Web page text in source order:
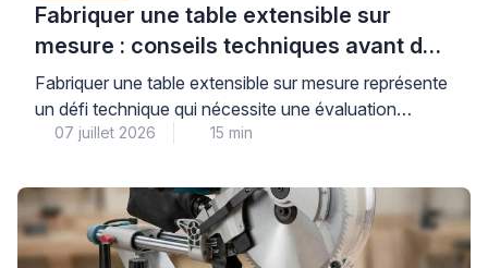
Fabriquer une table extensible sur
mesure : conseils techniques avant de
se lancer
Fabriquer une table extensible sur mesure représente
un défi technique qui nécessite une évaluation
précise des contraintes mécaniques, en particulier
résistance structurelle de l’ensemble. Au-delà de
l’apparente simplicité d’une table rectangulaire
classique, l’ajout d’un mécanisme d’extension
07 juillet 2026 15 min